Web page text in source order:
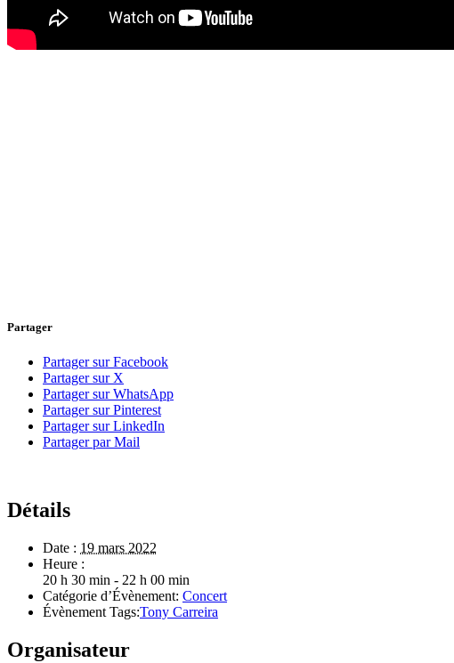
Partager
Partager sur Facebook
Partager sur X
Partager sur WhatsApp
Partager sur Pinterest
Partager sur LinkedIn
Partager par Mail
Détails
Date : 19 mars 2022
Heure :
20 h 30 min - 22 h 00 min
Catégorie d’Évènement: Concert
Évènement Tags:Tony Carreira
Organisateur